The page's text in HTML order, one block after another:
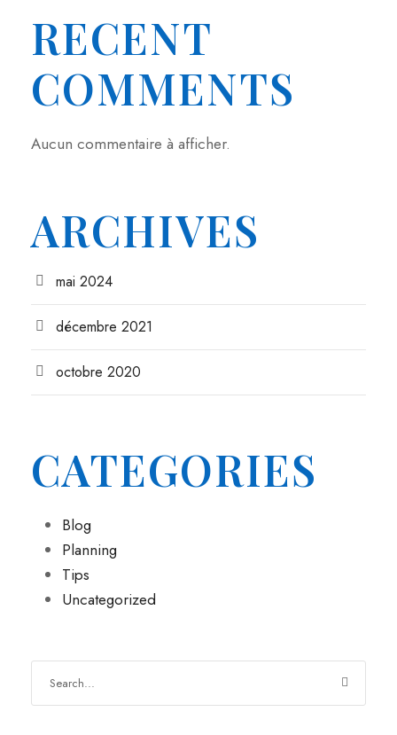
RECENT
COMMENTS
Aucun commentaire à afficher.
ARCHIVES
mai 2024
décembre 2021
octobre 2020
CATEGORIES
Blog
Planning
Tips
Uncategorized